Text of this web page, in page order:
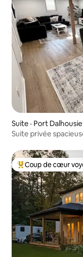
Suite · Port Dalhousie
Suite privée
Coup de cœur
Coup de cœur